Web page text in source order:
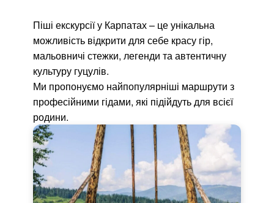
Піші екскурсії у Карпатах – це унікальна
можливість відкрити для себе красу гір,
мальовничі стежки, легенди та автентичну
культуру гуцулів.
Ми пропонуємо найпопулярніші маршрути з
професійними гідами, які підійдуть для всієї
родини.